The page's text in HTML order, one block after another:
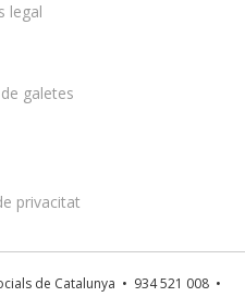
de Catalunya • 934 521 008 •
privacitat
galetes
legal